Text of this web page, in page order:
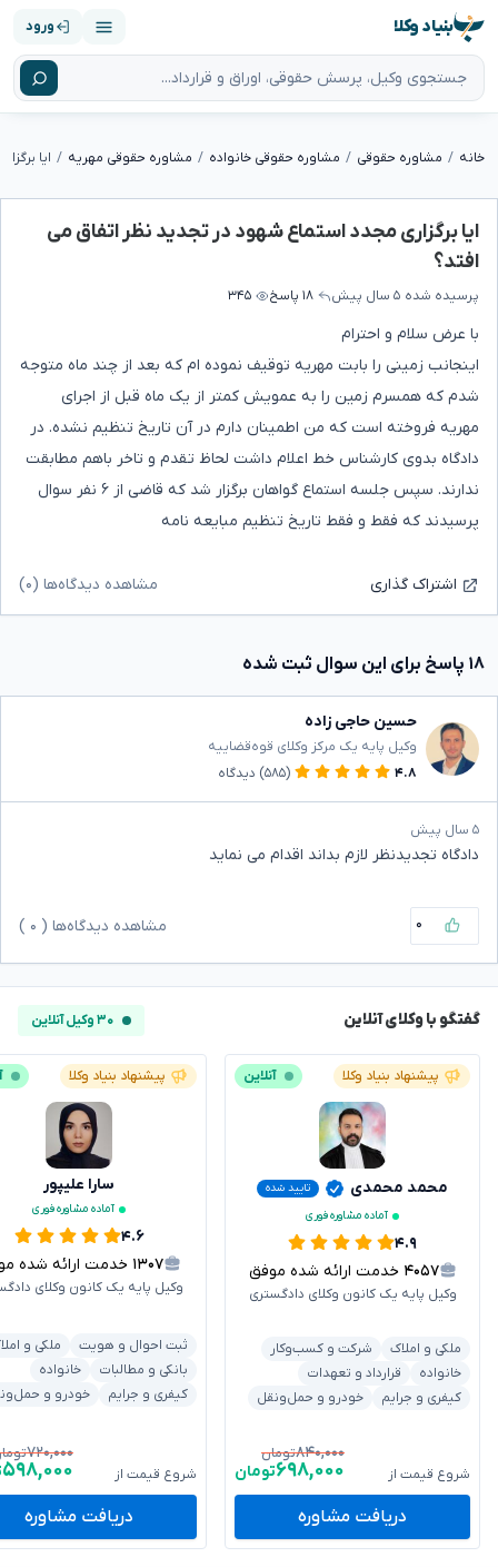
بنیاد وکلا ورود
خانه مشاوره حقوقی مشاوره حقوقی خانواده مشاوره حقوقی مهریه
ایا برگزاری مجدد استماع شهود در تجدید نظر اتفاق می
افتد؟
پرسیده شده ۵ سال پیش ۱۸ پاسخ ۳۴۵
با عرض سلام و احترام
اینجانب زمینی را بابت مهریه توقیف نموده ام که بعد از چند ماه متوجه
شدم که همسرم زمین را به عمویش کمتر از یک ماه قبل از اجرای
مهریه فروخته است که من اطمینان دارم در آن تاریخ تنظیم نشده. در
دادگاه بدوی کارشناس خط اعلام داشت لحاظ تقدم و تاخر باهم مطابقت
ندارند. سپس جلسه استماع گواهان برگزار شد که قاضی از ۶ نفر سوال
پرسیدند که فقط و فقط تاریخ تنظیم مبایعه نامه
اشتراک گذاری مشاهده دیدگاه‌ها (۰)
۱۸ پاسخ برای این سوال ثبت شده
حسین حاجی زاده
وکیل پایه یک مرکز وکلای قوه‌قضاییه
۴.۸
(۵۸۵) دیدگاه
۵ سال پیش
دادگاه تجدیدنظر لازم بداند اقدام می نماید
۰ مشاهده دیدگاه‌ها ( ۰
گفتگو با وکلای آنلاین ۳۰ وکیل آنلاین
پیشنهاد بنیاد وکلا آنلاین
محمد محمدی
تایید شده
آماده مشاوره فوری
۴.۹
۴۰۵۷ خدمت ارائه شده موفق
وکیل پایه یک کانون وکلای دادگستری
ملکی و املاک
شرکت و کسب‌وکار
خانواده
قرارداد و تعهدات
کیفری و جرایم
خودرو و حمل‌ونقل
شروع قیمت از
۸۴۰,۰۰۰تومان
۶۹۸,۰۰۰تومان
دریافت مشاوره
پیشنهاد بنیاد وکلا
سارا علیپور
آماده مشاوره فوری
۴.۶
۱۳۰۷ خدمت ارائه شده موفق
وکیل پایه یک کانون وکلای
ثبت احوال و هویت
ملکی و
بانکی و مطالبات
خانواده
کیفری و جرایم
خودرو و
شروع قیمت از
۷۲۰,۰۰۰
۵۹۸,۰۰۰
دریافت مشاوره